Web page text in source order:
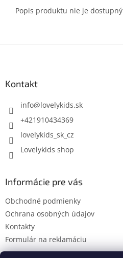
Popis produktu nie je dostupný
Kontakt
info@lovelykids.sk
+421910434369
lovelykids_sk_cz
Lovelykids shop
Informácie pre vás
Obchodné podmienky
Ochrana osobných údajov
Kontakty
Formulár na reklamáciu